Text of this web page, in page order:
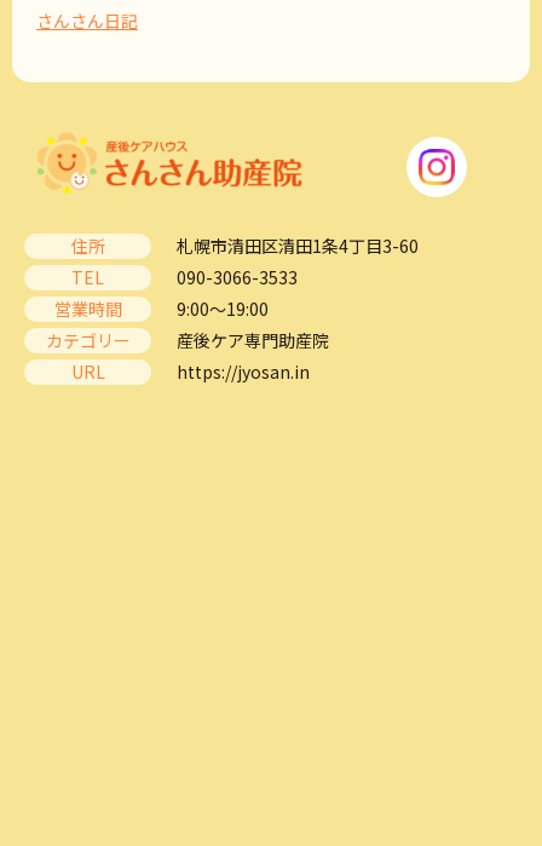
さんさん日記
住所
札幌市清田区清田1条4丁目3-60
TEL
090-3066-3533
営業時間
9:00～19:00
カテゴリー
産後ケア専門助産院
URL
https://jyosan.in